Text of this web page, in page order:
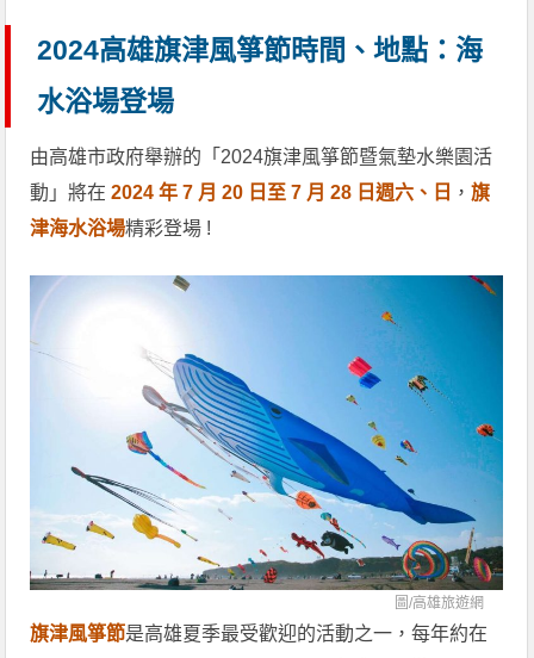
2024高雄旗津風箏節時間、地點：海
水浴場登場
由高雄市政府舉辦的「2024旗津風箏節暨氣墊水樂園活
動」將在2024 年 7 月 20 日至 7 月 28 日週六、日 ，旗
津海水浴場精彩登場 !
圖/高雄旅遊網
旗津風箏節是高雄夏季最受歡迎的活動之一，每年約在